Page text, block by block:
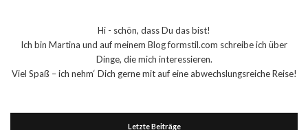
Hi - schön, dass Du das bist!
Ich bin Martina und auf meinem Blog formstil.com schreibe ich über
Dinge, die mich interessieren.
Viel Spaß – ich nehm‘ Dich gerne mit auf eine abwechslungsreiche Reise!
Letzte Beiträge